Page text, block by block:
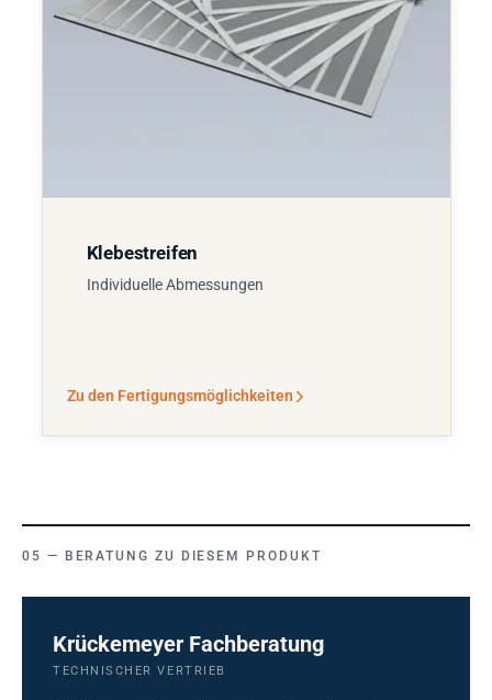
Klebestreifen
Individuelle Abmessungen
Zu den Fertigungsmöglichkeiten
BERATUNG ZU DIESEM PRODUKT
Krückemeyer Fachberatung
TECHNISCHER VERTRIEB